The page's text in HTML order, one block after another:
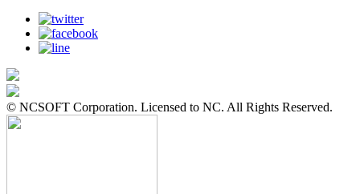
© NCSOFT Corporation. Licensed to NC. All Rights Reserved.